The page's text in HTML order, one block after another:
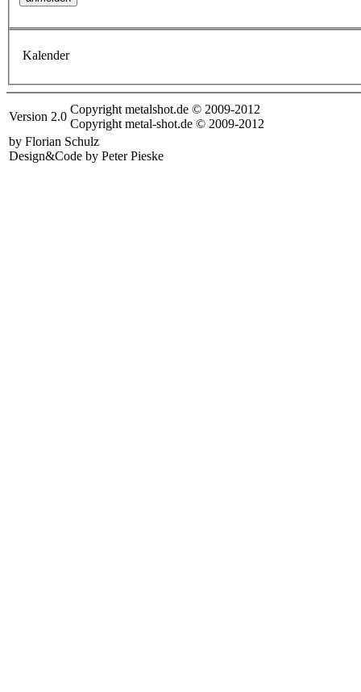
Kalender
Version 2.0
Copyright metalshot.de © 2009-2012
Copyright metal-shot.de © 2009-2012
by Florian Schulz
Design&Code by Peter Pieske